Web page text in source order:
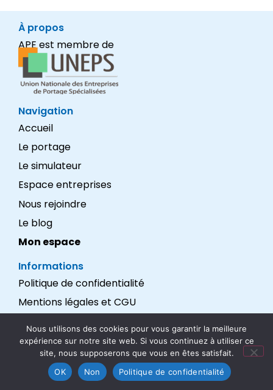
À propos
APE est membre de
Navigation
Accueil
Le portage
Le simulateur
Espace entreprises
Nous rejoindre
Le blog
Mon espace
Informations
Politique de confidentialité
Mentions légales et CGU
Nous suivre
Nous utilisons des cookies pour vous garantir la meilleure
expérience sur notre site web. Si vous continuez à utiliser ce
site, nous supposerons que vous en êtes satisfait.
OK
Non Politique de confidentialité